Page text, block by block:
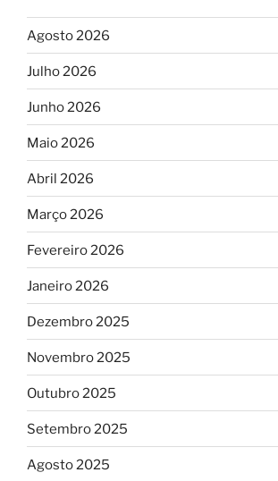
Agosto 2026
Julho 2026
Junho 2026
Maio 2026
Abril 2026
Março 2026
Fevereiro 2026
Janeiro 2026
Dezembro 2025
Novembro 2025
Outubro 2025
Setembro 2025
Agosto 2025